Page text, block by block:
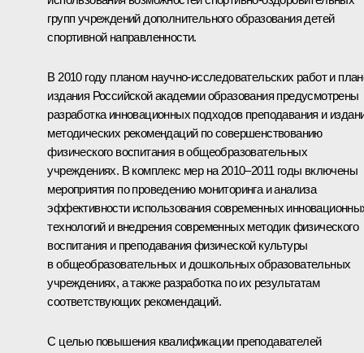
групп учреждений дополнительного образования детей
спортивной направленности.
В 2010 году планом научно-исследовательских работ и
издания Российской академии образования предусмотрены
разработка инновационных подходов преподавания и
методических рекомендаций по совершенствованию
физического воспитания в общеобразовательных
учреждениях. В комплекс мер на 2010–2011 годы включены
мероприятия по проведению мониторинга и анализа
эффективности использования современных
технологий и внедрения современных методик физического
воспитания и преподавания физической культуры
в общеобразовательных и дошкольных образовательных
учреждениях, а также разработка по их результатам
соответствующих рекомендаций.
С целью повышения квалификации преподавателей